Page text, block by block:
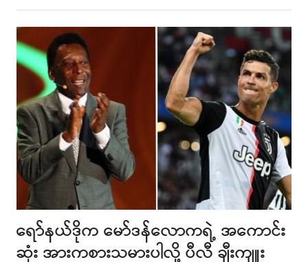
ရော်နယ်ဒိုက မော်ဒန်လောကရဲ့ အကောင်း
ဆုံး အားကစားသမားပါလို့ ပီလီ ချီးကျူး